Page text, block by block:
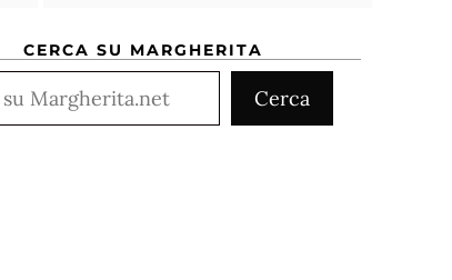
CERCA SU MARGHERITA
Cerca